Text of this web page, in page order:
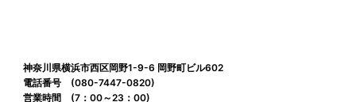
神奈川県横浜市西区岡野1-9-6 岡野町ビル602
電話番号 (080-7447-0820)
営業時間 (7：00～23：00)